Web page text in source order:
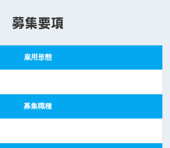
募集要項
雇用形態
募集職種